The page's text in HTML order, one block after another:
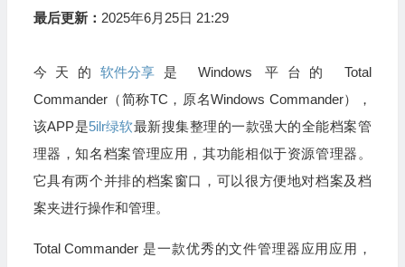
最后更新： 2025年6月25日 21:29
今天的 软件分享是 Windows 平台的 Total
Commander（简称TC，原名Windows Commander），
该APP是5ilr绿软最新搜集整理的一款强大的全能档案管
理器，知名档案管理应用，其功能相似于资源管理器。
它具有两个并排的档案窗口，可以很方便地对档案及档
案夹进行操作和管理。
Total Commander 是一款优秀的文件管理器应用应用，